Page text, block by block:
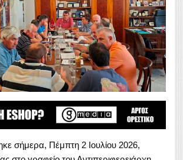
σήμερα, Πέμπτη 2 Ιουλίου 2026,